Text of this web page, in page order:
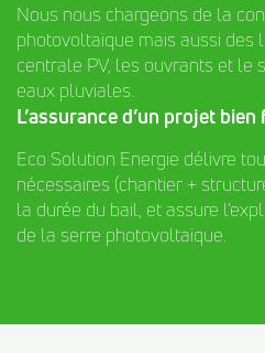
Nous nous chargeons de la
photovoltaïque mais aussi des
centrale PV, les ouvrants et le
eaux pluviales.
L’assurance d’un projet bien
Eco Solution Energie délivre
nécessaires (chantier +
la durée du bail, et assure
de la serre photovoltaïque.